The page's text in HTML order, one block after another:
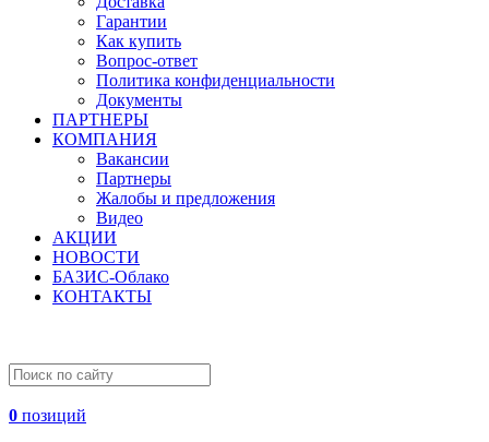
Гарантии
Как купить
Вопрос-ответ
Политика конфиденциальности
Документы
ПАРТНЕРЫ
КОМПАНИЯ
Вакансии
Партнеры
Жалобы и предложения
Видео
АКЦИИ
НОВОСТИ
БАЗИС-Облако
КОНТАКТЫ
0 позиций